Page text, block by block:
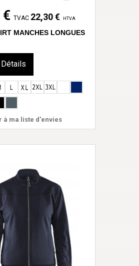
TVAC 22,30 € HTVA
MANCHES LONGUES
Détails
à ma liste d'envies